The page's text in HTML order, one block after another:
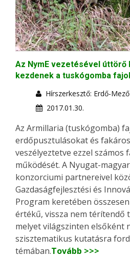
Az NymE vezetésével úttörő
kezdenek a tuskógomba
Hírszerkesztő: Erdő-
2017.01.30.
Az Armillaria (tuskógomba)
erdőpusztulásokat és
veszélyeztetve ezzel számos
működését. A Nyugat-
konzorciumi partnereivel
Gazdaságfejlesztési és
Program keretében
értékű, vissza nem térítendő
melyet világszinten elsőként
szisztematikus kutatásra
témában.Tovább >>>